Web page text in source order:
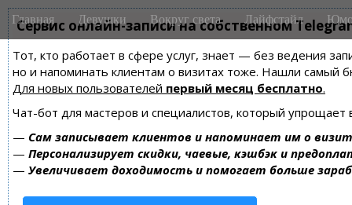
Сервис онлайн-записи на собственном
Тот, кто работает в сфере услуг, знает — без ведения
но и напоминать клиентам о визитах тоже. Нашли самый
Для новых пользователей первый месяц бесплатно.
Чат-бот для мастеров и специалистов, который упрощает
— Сам записывает клиентов и напоминает им о
— Персонализирует скидки, чаевые, кэшбэк и
— Увеличивает доходимость и помогает больше
M
a
n
m
e
n
u
i
Главная Девушки Вокруг света Лайфстайл